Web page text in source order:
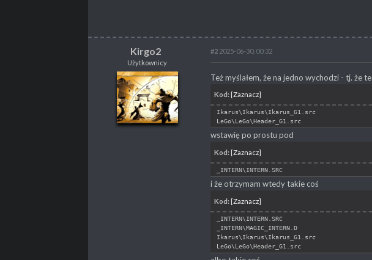
Kirgo2
Kirgo2
Użytkownicy
Użytkownicy
#2 2025-06-30, 00:32
Też myślałem, że na jedno wychodzi - tj. że te
Kod: [Zaznacz]
Ikarus\Ikarus\Ikarus_G1.src
LeGo\LeGo\Header_G1.src
wstawię po prostu pod
Kod: [Zaznacz]
_INTERN\INTERN.SRC
i że otrzymam wtedy takie coś
Kod: [Zaznacz]
_INTERN\INTERN.SRC
_INTERN\MAGIC_INTERN.D
Ikarus\Ikarus\Ikarus_G1.src
LeGo\LeGo\Header_G1.src